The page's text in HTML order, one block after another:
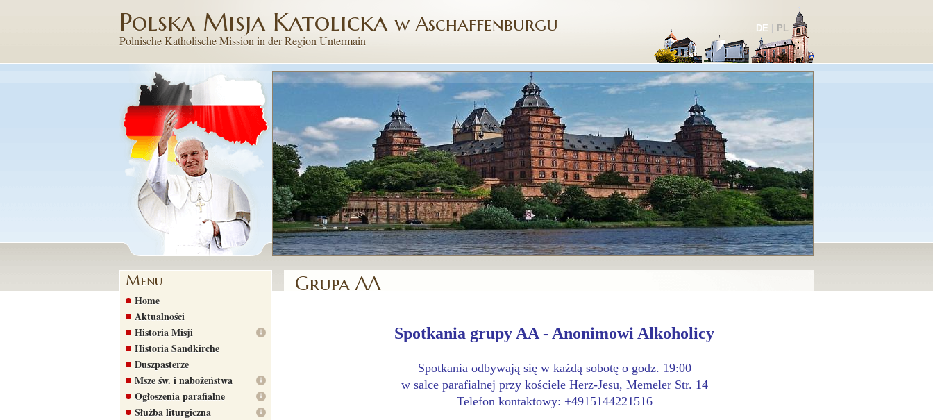
Polska Misja Katolickaw Aschaffenburgu
Polnische Katholische Mission in der Region Untermain
DE PL
Menu
Home
Aktualności
Historia Misji
Historia Sandkirche
Duszpasterze
Msze św. i nabożeństwa
Ogłoszenia parafialne
Służba liturgiczna
Grupa AA
Spotkania grupy AA - Anonimowi Alkoholicy
Spotkania odbywają się w każdą sobotę o godz. 19:00
w salce parafialnej przy kościele Herz-Jesu, Memeler Str. 14
Telefon kontaktowy: +4915144221516